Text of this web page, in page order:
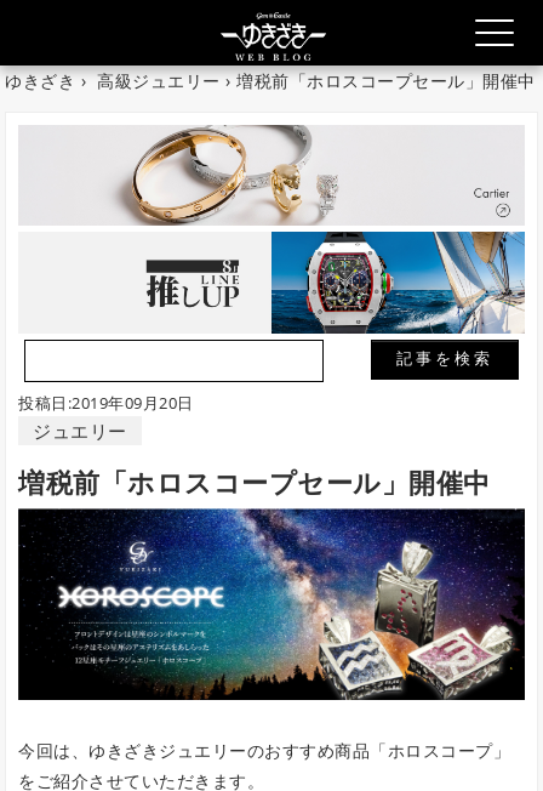
ゆきざき›高級ジュエリー› 増税前「ホロスコープセール」開催中
投稿日:2019年09月20日
ジュエリー
増税前「ホロスコープセール」開催中
今回は、ゆきざきジュエリーのおすすめ商品「ホロスコープ」
をご紹介させていただきます。